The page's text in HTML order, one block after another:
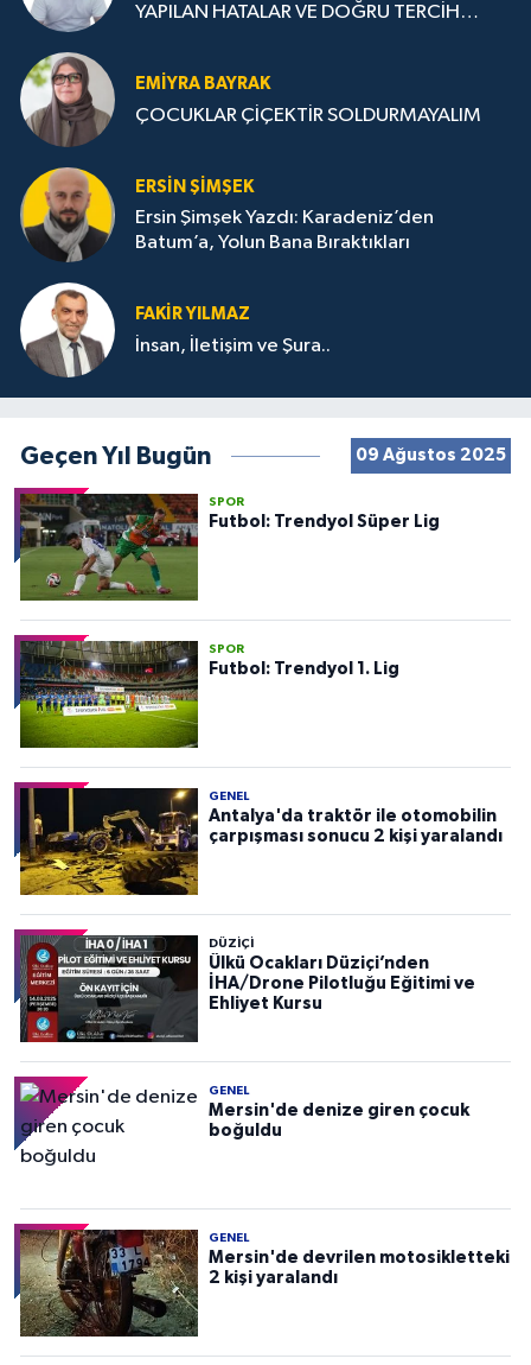
YAPILAN HATALAR VE DOĞRU TERCİH
EMIYRA BAYRAK
ÇOCUKLAR ÇİÇEKTİR SOLDURMAYALIM
ERSIN ŞIMŞEK
Ersin Şimşek Yazdı: Karadeniz’den
Batum’a, Yolun Bana Bıraktıkları
FAKIR YILMAZ
İnsan, İletişim ve Şura..
Geçen Yıl Bugün 09 Ağustos 2025
SPOR
Futbol: Trendyol Süper Lig
SPOR
Futbol: Trendyol 1. Lig
GENEL
Antalya'da traktör ile otomobilin
çarpışması sonucu 2 kişi yaralandı
DÜZIÇI
Ülkü Ocakları Düziçi’nden
İHA/Drone Pilotluğu Eğitimi ve
Ehliyet Kursu
GENEL
Mersin'de denize giren çocuk
boğuldu
GENEL
Mersin'de devrilen motosikletteki
2 kişi yaralandı